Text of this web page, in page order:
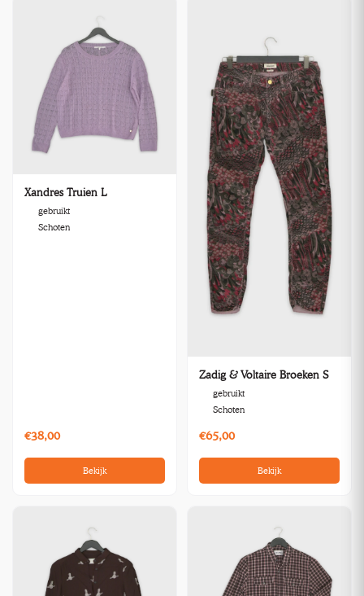
Xandres Truien L
gebruikt
Schoten
€38,00
Bekijk
Zadig & Voltaire Broeken S
gebruikt
Schoten
€65,00
Bekijk